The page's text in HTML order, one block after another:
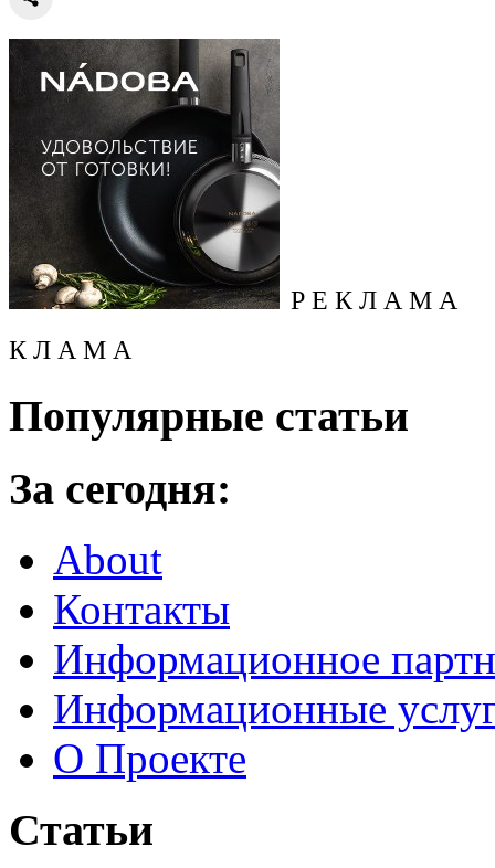
Р Е К Л А М А
К Л А М А
Популярные статьи
За сегодня:
About
Контакты
Информационное
Информационные
О Проекте
Статьи